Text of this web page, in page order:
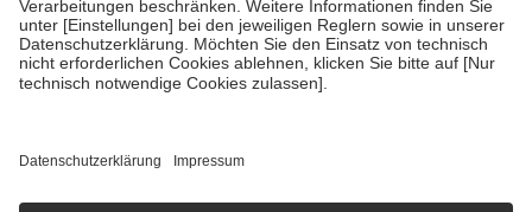
GKV getragen werden
• empfohlenen Schutzimpfungen
• Harn- und Blutteststreifen
getroffen, um sicherzustellen, dass es sich um echte Bewertungen
https://help.etrusted.com/hc/de/articles/4419944605341